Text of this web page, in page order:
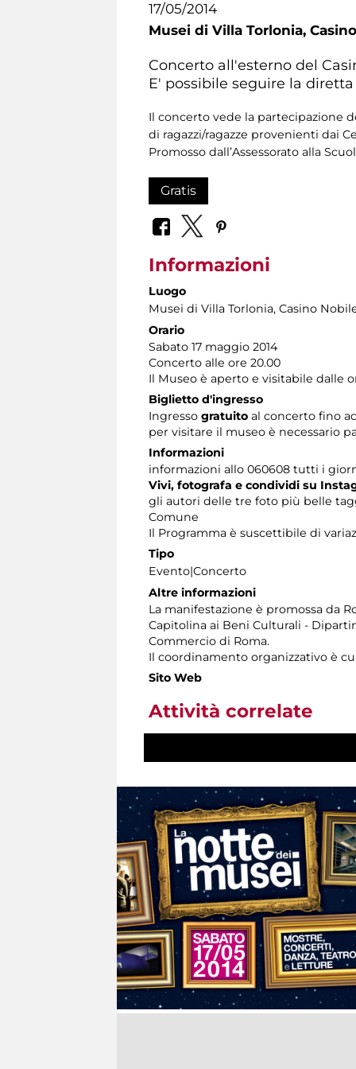
17/05/2014
Musei di Villa Torlonia,
Concerto all'esterno del
E' possibile seguire la diretta
Il concerto vede la partecipazione
di ragazzi/ragazze provenienti dai
Promosso dall’Assessorato alla
Gratis
Informazioni
Luogo
Musei di Villa Torlonia, Casino
Orario
Sabato 17 maggio 2014
Concerto alle ore 20.00
Il Museo è aperto e visitabile dalle
Biglietto d'ingresso
Ingresso gratuito al concerto fino
per visitare il museo è necessario
Informazioni
informazioni allo 060608 tutti i
Vivi, fotografa e condividi su
gli autori delle tre foto più belle
Comune
Il Programma è suscettibile di
Tipo
Evento|Concerto
Altre informazioni
La manifestazione è promossa da
Capitolina ai Beni Culturali -
Commercio di Roma.
Il coordinamento organizzativo è
Sito Web
Attività correlate